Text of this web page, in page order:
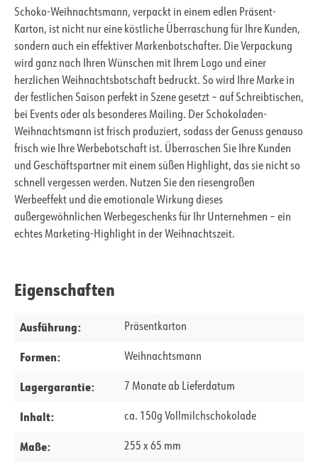
Schoko-Weihnachtsmann, verpackt in einem edlen Präsent-
Karton, ist nicht nur eine köstliche Überraschung für Ihre Kunden,
sondern auch ein effektiver Markenbotschafter. Die Verpackung
wird ganz nach Ihren Wünschen mit Ihrem Logo und einer
herzlichen Weihnachtsbotschaft bedruckt. So wird Ihre Marke in
der festlichen Saison perfekt in Szene gesetzt – auf Schreibtischen,
bei Events oder als besonderes Mailing. Der Schokoladen-
Weihnachtsmann ist frisch produziert, sodass der Genuss genauso
frisch wie Ihre Werbebotschaft ist. Überraschen Sie Ihre Kunden
und Geschäftspartner mit einem süßen Highlight, das sie nicht so
schnell vergessen werden. Nutzen Sie den riesengroßen
Werbeeffekt und die emotionale Wirkung dieses
außergewöhnlichen Werbegeschenks für Ihr Unternehmen – ein
echtes Marketing-Highlight in der Weihnachtszeit.
Eigenschaften
Ausführung: Präsentkarton
Formen: Weihnachtsmann
Lagergarantie: 7 Monate ab Lieferdatum
Inhalt: ca. 150g Vollmilchschokolade
Maße: 255 x 65 mm